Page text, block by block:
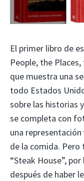
El primer libro de
People, the
que muestra una
todo Estados
sobre las historias
se completa con
una
de la comida. Pero
“Steak House”,
después de haber